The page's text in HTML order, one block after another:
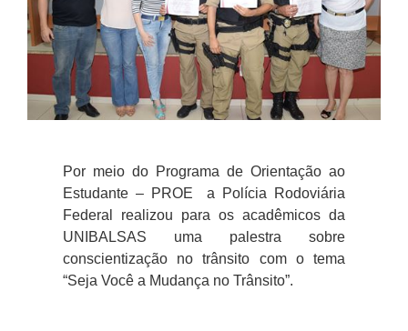
Por meio do Programa de Orientação ao
Estudante – PROE a Polícia Rodoviária
Federal realizou para os acadêmicos da
UNIBALSAS uma palestra sobre
conscientização no trânsito com o tema
“Seja Você a Mudança no Trânsito”.